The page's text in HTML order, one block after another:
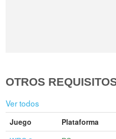
OTROS
Ver todos
Juego Plataforma